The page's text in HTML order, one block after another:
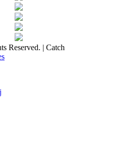
Reserved. | Catch